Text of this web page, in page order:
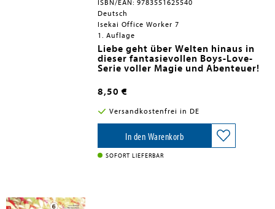
ISBN/EAN: 9783551625540
Deutsch
Isekai Office Worker 7
1. Auflage
Liebe geht über Welten hinaus in
dieser fantasievollen Boys-Love-
Serie voller Magie und Abenteuer!
gewöhnliches Leben als Buchhalter
- bis er plötzlich in eine fremde Welt
voller Magie teleportiert wird. Doch
anstatt dort Abenteuer zu erleben,
tut er das, was er am besten kann:
Zahlen prüfen. Bei der Inspektion
einer Kirche stößt er auf einen
Skandal: Während die Gläubigen
Die Manga-Vorlage zur Anime-
Serie auf Crunchyroll
Spice-Level: 1 von 5 Chilis. Erotik
spielt in diesem Boys-Love-Titel
eine kleinere Rolle. Ideal für
Einsteiger*innen.
Die heißersehnte Verbindung aus
gefühlvollem Boys Love im Isekai-
8,50 €
Versandkostenfrei in DE
In den Warenkorb
SOFORT LIEFERBAR